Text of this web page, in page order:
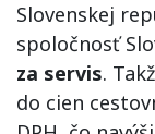
Slovenskej
spoločnosť
za servis.
do cien